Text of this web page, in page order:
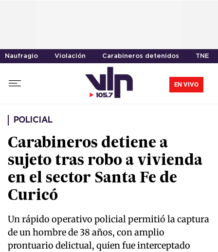
Naufragio Violación Carabineros detenidos TNE
EN VIVO
POLICIAL
Carabineros detiene a
sujeto tras robo a vivienda
en el sector Santa Fe de
Curicó
Un rápido operativo policial permitió la captura
de un hombre de 38 años, con amplio
prontuario delictual, quien fue interceptado